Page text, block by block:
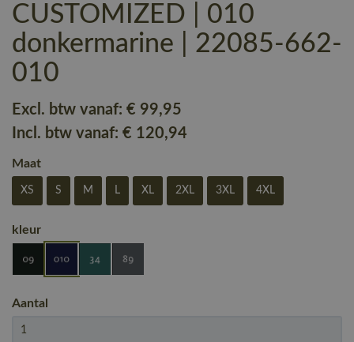
CUSTOMIZED | 010
donkermarine | 22085-662-
010
Excl. btw vanaf: € 99,95
Incl. btw vanaf: € 120,94
Maat
XS S M L XL 2XL 3XL 4XL
kleur
Aantal